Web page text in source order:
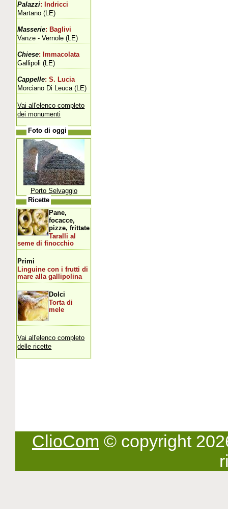
Palazzi: Indricci
Martano (LE)
Masserie: Baglivi
Vanze - Vernole (LE)
Chiese: Immacolata
Gallipoli (LE)
Cappelle: S. Lucia
Morciano Di Leuca (LE)
Vai all'elenco completo
dei monumenti
Foto di oggi
Porto Selvaggio
Ricette
Pane,
focacce,
pizze, frittate
Taralli al
seme di finocchio
Primi
Linguine con i frutti di
mare alla gallipolina
Dolci
Torta di
mele
Vai all'elenco completo
delle ricette
ClioCom © copyright